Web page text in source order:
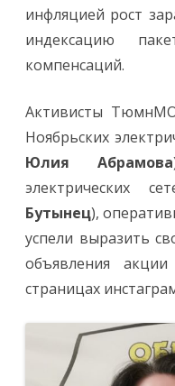
инфляцией рост
индексацию
компенсаций.
Активисты
Ноябрьских
Юлия Абрамова
электрических
Бутынец),
успели выразить
объявления
страницах